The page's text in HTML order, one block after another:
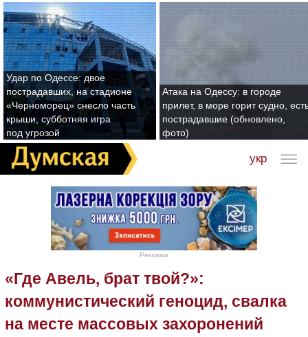
Удар по Одессе: двое
пострадавших, на стадионе
«Черноморец» снесло часть
крыши, субботняя игра
под угрозой
Атака на Одессу: в городе
прилет, в море горит судно,
пострадавшие (обновлено,
фото)
укр
Реклама
«Где Авель, брат твой?»:
коммунистический геноцид, свалка
на месте массовых захоронений